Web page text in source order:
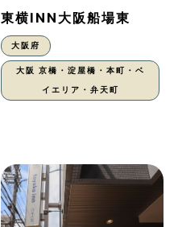
東横INN大阪船場東
大阪府
大阪 京橋・淀屋橋・本町・ベ
イエリア・弁天町